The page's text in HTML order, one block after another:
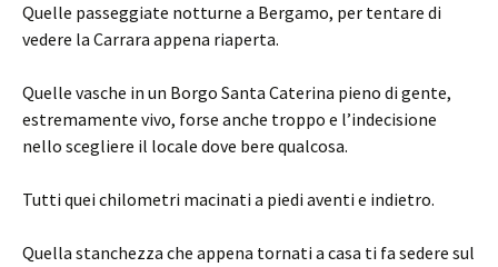
Quelle passeggiate notturne a Bergamo, per tentare di
vedere la Carrara appena riaperta.
Quelle vasche in un Borgo Santa Caterina pieno di gente,
estremamente vivo, forse anche troppo e l’indecisione
nello scegliere il locale dove bere qualcosa.
Tutti quei chilometri macinati a piedi aventi e indietro.
Quella stanchezza che appena tornati a casa ti fa sedere sul